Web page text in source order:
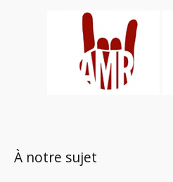
À notre sujet